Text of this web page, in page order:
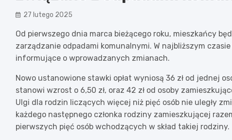
27 lutego 2025
Od pierwszego dnia marca bieżącego roku, mieszkańcy
zarządzanie odpadami komunalnymi. W najbliższym
informujące o wprowadzanych zmianach.
Nowo ustanowione stawki opłat wyniosą 36 zł od jednej
stanowi wzrost o 6,50 zł, oraz 42 zł od osoby
Ulgi dla rodzin liczących więcej niż pięć osób nie uległy
każdego następnego członka rodziny zamieszkującej
pierwszych pięć osób wchodzących w skład takiej rodziny.